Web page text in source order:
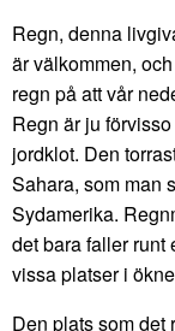
Regn, denna
är välkommen,
regn på att vår
Regn är ju
jordklot. Den
Sahara, som man
Sydamerika.
det bara faller runt
vissa platser i
Den plats som det